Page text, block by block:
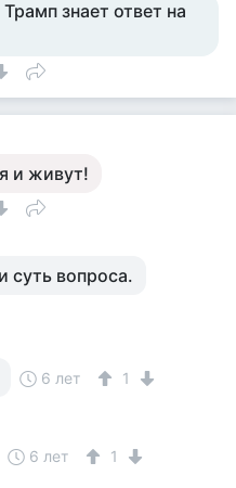
знает ответ на
и живут!
суть вопроса.
6 лет 1
6 лет 1